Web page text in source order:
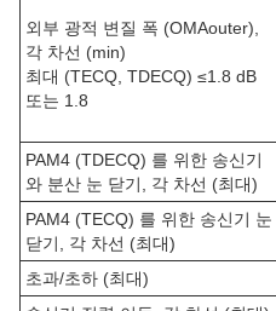
외부 광적 변질 폭 (OMAouter),
각 차선 (min)
최대 (TECQ, TDECQ) ≤1.8 dB
또는 1.8
PAM4 (TDECQ) 를 위한 송신기
와 분산 눈 닫기, 각 차선 (최대)
PAM4 (TECQ) 를 위한 송신기 눈
닫기, 각 차선 (최대)
초과/초하 (최대)